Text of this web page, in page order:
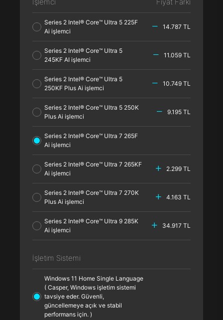
Series 2 Intel® Core™ Ultra 5 225F
Ai işlemci
14.787 TL
Series 2 Intel® Core™ Ultra 5
245KF AI işlemci
11.059 TL
Series 2 Intel® Core™ Ultra 5
250KF Plus Ai işlemci
10.749 TL
Series 2 Intel® Core™ Ultra 5 250K
Plus Ai işlemci
9.195 TL
Series 2 Intel® Core™ Ultra 7 265F
Ai işlemci
Series 2 Intel® Core™ Ultra 7 265KF
Ai işlemci
2.299 TL
Series 2 Intel® Core™ Ultra 7 270K
Plus Ai işlemci
4.163 TL
Series 2 Intel® Core™ Ultra 9 285K
Ai işlemci
34.917 TL
İşletim Sistemi
Windows 11 Home Single Language
( Casper, Windows işletim sistemi
tavsiye eder. Güvenli,
güncellemeye açık ve stabil
performans için. )